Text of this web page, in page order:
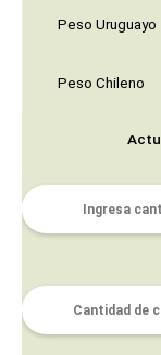
Peso Uruguayo
Peso Chileno